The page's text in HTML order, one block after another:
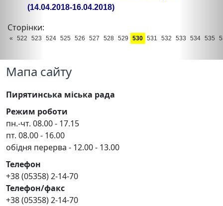
(14.04.2018-16.04.2018)
Сторінки:
« 522 523 524 525 526 527 528 529 530 531 532 533 534 535
Мапа сайту
Пирятинська міська рада
Режим роботи
пн.-чт. 08.00 - 17.15
пт. 08.00 - 16.00
обідня перерва - 12.00 - 13.00
Телефон
+38 (05358) 2-14-70
Телефон/факс
+38 (05358) 2-14-70